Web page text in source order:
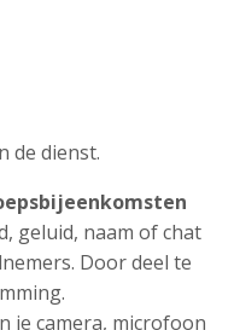
de dienst.
geluid, naam of chat
Door deel te
je camera, microfoon